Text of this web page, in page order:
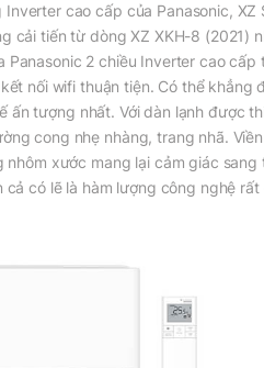
cao cấp của Panasonic, XZ
cải tiến từ dòng XZ XKH-8 (2021)
2 chiều Inverter cao cấp
nối wifi thuận tiện. Có thể khẳng
tượng nhất. Với dàn lạnh được
cong nhẹ nhàng, trang nhã.
xước mang lại cảm giác sang
có lẽ là hàm lượng công nghệ